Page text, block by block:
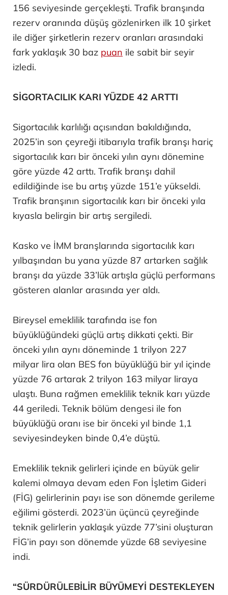
156 seviyesinde gerçekleşti. Trafik branşında
rezerv oranında düşüş gözlenirken ilk 10 şirket
ile diğer şirketlerin rezerv oranları arasındaki
fark yaklaşık 30 baz puan ile sabit bir seyir
izledi.
SİGORTACILIK KARI YÜZDE 42 ARTTI
Sigortacılık karlılığı açısından bakıldığında,
2025’in son çeyreği itibarıyla trafik branşı hariç
sigortacılık karı bir önceki yılın aynı dönemine
göre yüzde 42 arttı. Trafik branşı dahil
edildiğinde ise bu artış yüzde 151’e yükseldi.
Trafik branşının sigortacılık karı bir önceki yıla
kıyasla belirgin bir artış sergiledi.
Kasko ve İMM branşlarında sigortacılık karı
yılbaşından bu yana yüzde 87 artarken sağlık
branşı da yüzde 33’lük artışla güçlü performans
gösteren alanlar arasında yer aldı.
Bireysel emeklilik tarafında ise fon
büyüklüğündeki güçlü artış dikkati çekti. Bir
önceki yılın aynı döneminde 1 trilyon 227
milyar lira olan BES fon büyüklüğü bir yıl içinde
yüzde 76 artarak 2 trilyon 163 milyar liraya
ulaştı. Buna rağmen emeklilik teknik karı yüzde
44 geriledi. Teknik bölüm dengesi ile fon
büyüklüğü oranı ise bir önceki yıl binde 1,1
seviyesindeyken binde 0,4’e düştü.
Emeklilik teknik gelirleri içinde en büyük gelir
kalemi olmaya devam eden Fon İşletim Gideri
(FİG) gelirlerinin payı ise son dönemde gerileme
eğilimi gösterdi. 2023’ün üçüncü çeyreğinde
teknik gelirlerin yaklaşık yüzde 77’sini oluşturan
FİG’in payı son dönemde yüzde 68 seviyesine
indi.
“SÜRDÜRÜLEBİLİR BÜYÜMEYİ DESTEKLEYEN